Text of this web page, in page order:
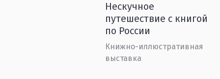
Нескучное
путешествие с книгой
по России
Книжно-иллюстративная
выставка